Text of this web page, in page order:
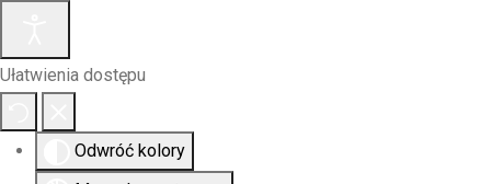
Ułatwienia dostępu
Odwróć kolory